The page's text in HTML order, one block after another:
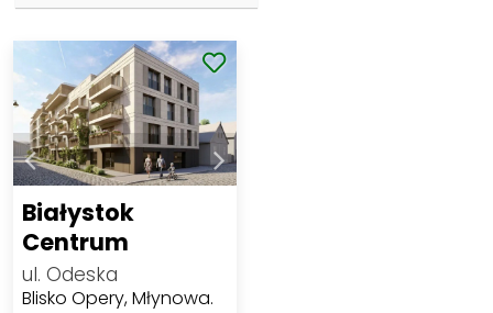
Białystok
Centrum
ul. Odeska
Blisko Opery, Młynowa.